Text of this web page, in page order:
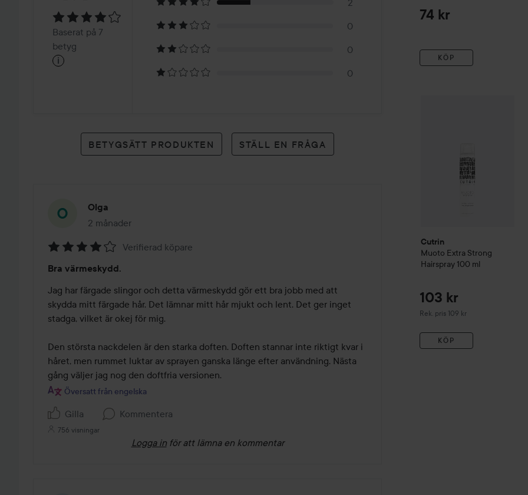
4.1Baserat
på
betyg
Baserat på 7
betyg
i
2
0
0
0
BETYGSÄTT PRODUKTEN STÄLL EN FRÅGA
Olga
2 månader
Inlägget skapades 2 månader
4
av
5
Verifierad köpare
Bra värmeskydd.
Jag har färgade slingor och detta värmeskydd gör ett bra jobb med att
skydda mitt färgade hår. Det lämnar mitt hår mjukt och lent. Det ger inget
stadga, vilket är okej för mig.
Den största nackdelen är den starka doften. Doften stannar inte riktigt kvar i
håret, men rummet luktar av sprayen ganska länge efter användning. Nästa
gång väljer jag nog den doftfria versionen.
Översatt från engelska
Gilla Kommentera
756 visningar
Logga in för att lämna en kommentar
74 kr
KÖP
Cutrin
Muoto Extra Strong
Hairspray 100 ml
103 kr
Rek. pris 109 kr
Rekommenderat pris 109 kr
KÖP